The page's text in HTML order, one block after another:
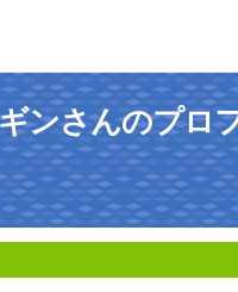
ンさんのプロ